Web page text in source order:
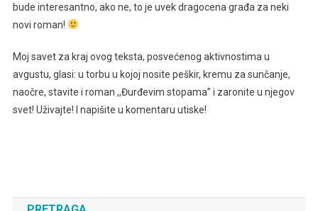
bude interesantno, ako ne, to je uvek dragocena građa za neki
novi roman!
Moj savet za kraj ovog teksta, posvećenog aktivnostima u
avgustu, glasi: u torbu u kojoj nosite peškir, kremu za sunčanje,
naočre, stavite i roman ,,Đurđevim stopama” i zaronite u njegov
svet! Uživajte! I napišite u komentaru utiske!